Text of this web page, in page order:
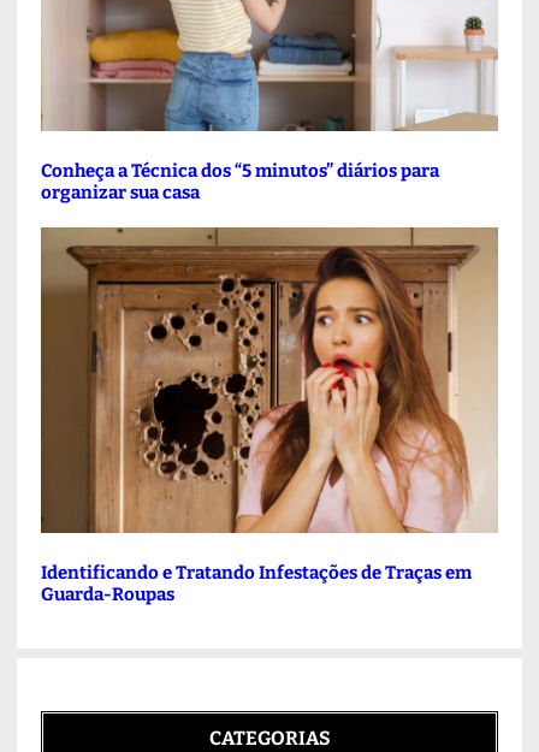
Conheça a Técnica dos “5 minutos” diários para
organizar sua casa
Identificando e Tratando Infestações de Traças em
Guarda-Roupas
CATEGORIAS